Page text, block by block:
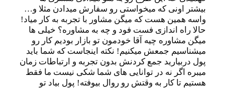
بیشتر اونی که میخواستی رو سفارش میدادن مثلا و…
واسه همین هست که میگن مشاور با تجربه به کار میاد!
حالا راه اندازی فست فود و چه به مشاوره؟ خیلی ها
میگن مشاوره چیه آقا خودمون تو بازار بودیم کار رو
میشناسیم جمعش میکنیم! نکته اینجاست که شما باید
پول دربیارید جمع کردنش بدون تجربه و ارتباطات زمان
میبره اگر نه در توانایی های شما شکی نیست ما فقط
هستیم تا کار به وقتش رو روال بیوفته! پول بیاد تو